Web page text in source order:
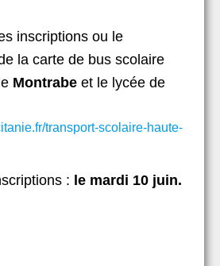
inscriptions ou le
la carte de bus scolaire
Montrabe et le lycée de
transport-scolaire-haute-
: le mardi 10 juin.